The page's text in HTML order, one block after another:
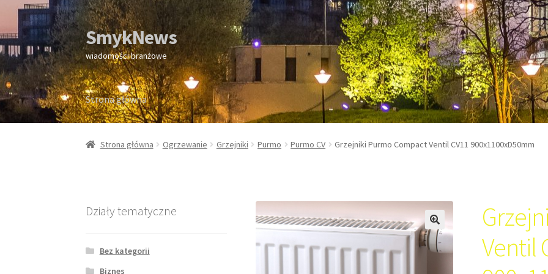
Przejdź
do
nawigacji
Przejdź
do
treści
SmykNews
wiadomości branżowe
Strona główna
Strona główna
Strona główna Ogrzewanie Grzejniki Purmo Purmo CV Grzejniki Purmo Compact Ventil CV11 900x1100xD50mm
Ventil
Działy tematyczne
Bez kategorii
Biznes